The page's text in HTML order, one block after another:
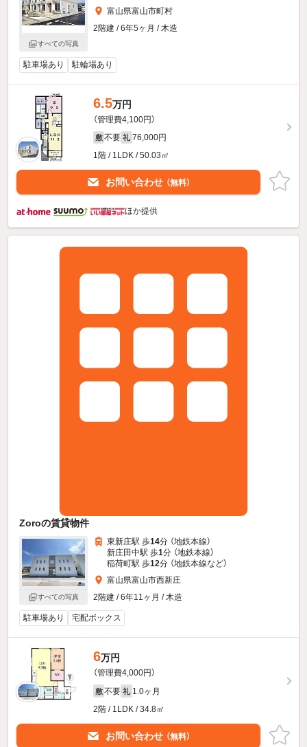
すべての写真
富山県富山市町村
2階建 / 6年5ヶ月 / 木造
駐車場あり 駐輪場あり
6.5万円
（管理費4,100円）
敷 不要 礼 76,000円
1階 / 1LDK / 50.03㎡
お問い合わせ （無料）
ほか提供
Zoroの賃貸物件
すべての写真
東新庄駅 歩14分 （地鉄本線）
新庄田中駅 歩1分 （地鉄本線）
稲荷町駅 歩12分 （地鉄本線など）
富山県富山市西新庄
2階建 / 6年11ヶ月 / 木造
駐車場あり 宅配ボックス
6万円
（管理費4,000円）
敷 不要 礼 1.0ヶ月
2階 / 1LDK / 34.8㎡
お問い合わせ （無料）